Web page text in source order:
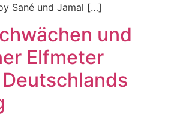
Sané und Jamal […]
und
Elfmeter